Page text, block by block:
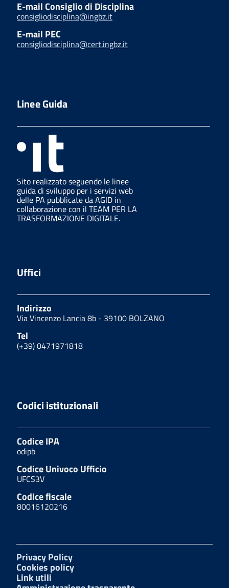
E-mail Consiglio di Disciplina
consigliodisciplina@ingbz.it
E-mail PEC
consigliodisciplina@cert.ingbz.it
Linee Guida
Sito realizzato seguendo le linee
guida di sviluppo per i servizi web
delle PA pubblicate da AGID in
collaborazione con il TEAM PER LA
TRASFORMAZIONE DIGITALE.
Uffici
Indirizzo
Via Vincenzo Lancia 8b - 39100 BOLZANO
Tel
(+39) 0471971818
Codici istituzionali
Codice IPA
odipb
Codice Univoco Ufficio
UFCS3V
Codice fiscale
80016120216
Privacy Policy
Cookies policy
Link utili